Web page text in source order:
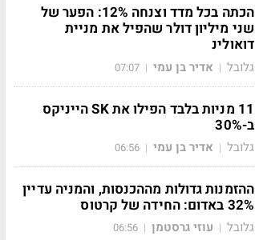
הכתה בכל מדד וצנחה 12%: הפער של
שני מיליון דולר שהפיל את מניית
דואולינ
גלובל | אדיר בן עמי |
07:07
11 מניות בלבד הפילו את SK הייניקס
ב-30%
גלובל | אדיר בן עמי |
06:56
ההזמנות גדולות מההכנסות, והמניה עדיין
32% באדום: החידה של קרטוס
גלובל | עוזי גרסטמן |
06:56